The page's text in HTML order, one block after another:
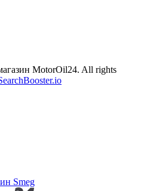
MotorOil24. All rights
Smeg